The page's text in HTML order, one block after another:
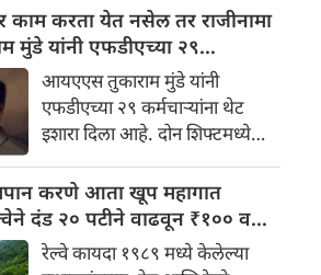
कडक कार्यशैलीसाठी ओळखले
जाणारे तुकाराम मुंडे पुन्हा एकदा
चर्चेत आले आहे. अन्न व औषध
प्रशासन आयुक्त म्हणून पदभार
स्वीकारल्यानंतर मुंडे यांनी विभागात
शिस्त लागू करण्यास सुरुवात केली
आहे.
काम करता येत नसेल तर राजीनामा
मुंडे यांनी एफडीएच्या २९
थेट इशारा
आयएएस तुकाराम मुंडे यांनी
एफडीएच्या २९ कर्मचाऱ्यांना थेट
इशारा दिला आहे. दोन शिफ्टमध्ये
विरोधात आंदोलन करणाऱ्या
कर्मचाऱ्यांविरुद्ध मुंडे यांनी कठोर
भूमिका घेतली आहे.
करणे आता खूप महागात
दंड २० पटीने वाढवून ₹१०० वरून
रेल्वे कायदा १९८९ मध्ये केलेल्या